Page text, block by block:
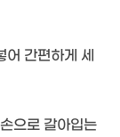
간편하게 세
으로 갈아입는